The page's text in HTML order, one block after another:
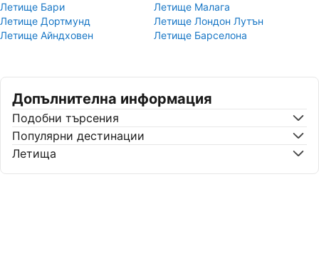
Летище Бари
Летище Малага
Летище Дортмунд
Летище Лондон Лутън
Летище Айндховен
Летище Барселона
Допълнителна информация
Подобни търсения
Популярни дестинации
Летища